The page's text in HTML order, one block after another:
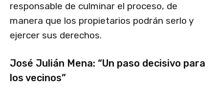
responsable de culminar el proceso, de
manera que los propietarios podrán serlo y
ejercer sus derechos.
José Julián Mena: “Un paso decisivo para
los vecinos”